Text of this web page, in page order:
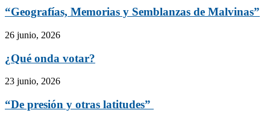
“Geografías, Memorias y Semblanzas de Malvinas”
26 junio, 2026
¿Qué onda votar?
23 junio, 2026
“De presión y otras latitudes”